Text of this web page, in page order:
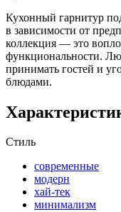
Кухонный гарнитур
в зависимости от
коллекция — это
функциональности.
принимать гостей и
блюдами.
Стиль
современные
модерн
хай-тек
минимализм